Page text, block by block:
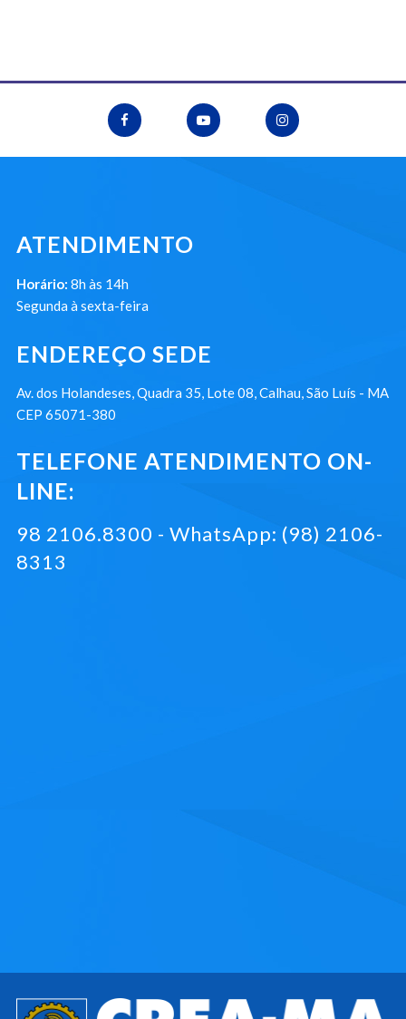
ATENDIMENTO
Horário: 8h às 14h
Segunda à sexta-feira
ENDEREÇO SEDE
Av. dos Holandeses, Quadra 35, Lote 08, Calhau, São Luís - MA
CEP 65071-380
TELEFONE ATENDIMENTO ON-
LINE:
98 2106.8300 - WhatsApp: (98) 2106-
8313